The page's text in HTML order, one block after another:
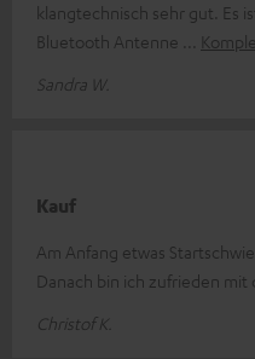
klangtechnisch sehr gut. Es
Bluetooth Antenne
Sandra W.
Kauf
Am Anfang etwas
Danach bin ich zufrieden
Christof K.